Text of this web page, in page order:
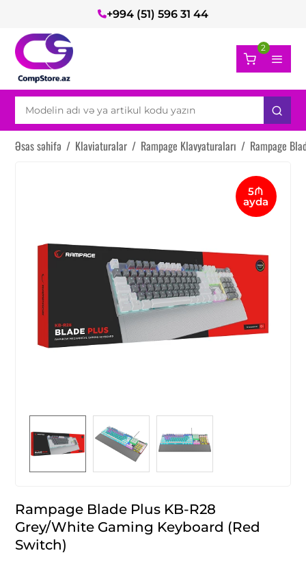
+994 (51) 596 31 44
2
Əsas səhifə / Klaviaturalar / Rampage Klavyaturaları / Rampage
5₼
ayda
Rampage Blade Plus KB-R28
Grey/White Gaming Keyboard (Red
Switch)